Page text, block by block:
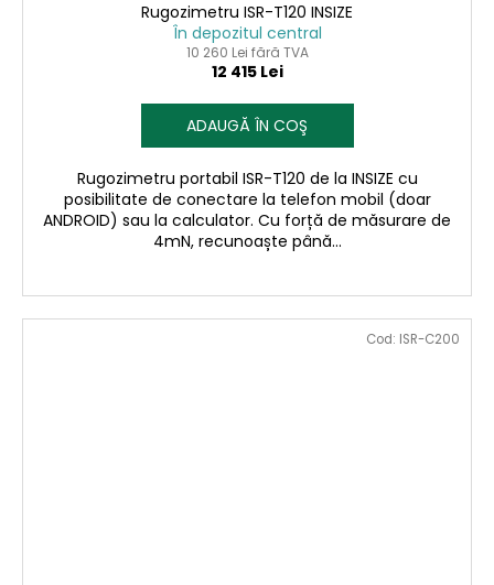
Rugozimetru ISR-T120 INSIZE
În depozitul central
10 260 Lei fără TVA
12 415 Lei
ADAUGĂ ÎN COŞ
Rugozimetru portabil ISR-T120 de la INSIZE cu
posibilitate de conectare la telefon mobil (doar
ANDROID) sau la calculator. Cu forță de măsurare de
4mN, recunoaște până...
Cod: ISR-C200